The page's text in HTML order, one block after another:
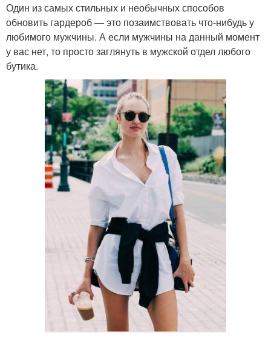
Один из самых стильных и необычных способов
обновить гардероб — это позаимствовать что-нибудь у
любимого мужчины. А если мужчины на данный момент
у вас нет, то просто заглянуть в мужской отдел любого
бутика.